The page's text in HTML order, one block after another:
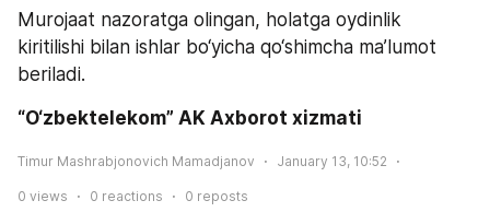
Murojaat nazoratga olingan, holatga oydinlik
kiritilishi bilan ishlar bo‘yicha qo‘shimcha ma’lumot
beriladi.
“O‘zbektelekom” AK Axborot xizmati
Timur Mashrabjonovich Mamadjanov January 13, 10:52
0 views 0 reactions 0 reposts